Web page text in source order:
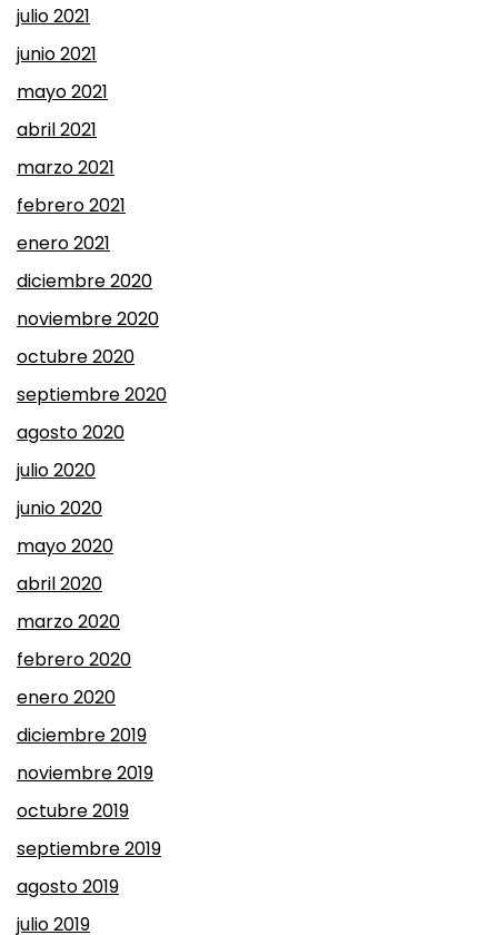
julio 2021
junio 2021
mayo 2021
abril 2021
marzo 2021
febrero 2021
enero 2021
diciembre 2020
noviembre 2020
octubre 2020
septiembre 2020
agosto 2020
julio 2020
junio 2020
mayo 2020
abril 2020
marzo 2020
febrero 2020
enero 2020
diciembre 2019
noviembre 2019
octubre 2019
septiembre 2019
agosto 2019
julio 2019